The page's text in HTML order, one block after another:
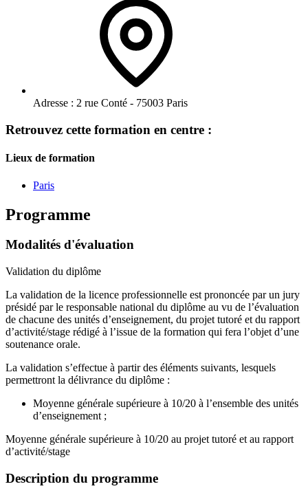
Adresse : 2 rue Conté - 75003 Paris
Retrouvez cette formation en centre :
Lieux de formation
Paris
Programme
Modalités d'évaluation
Validation du diplôme
La validation de la licence professionnelle est prononcée par un jury
présidé par le responsable national du diplôme au vu de l’évaluation
de chacune des unités d’enseignement, du projet tutoré et du rapport
d’activité/stage rédigé à l’issue de la formation qui fera l’objet d’une
soutenance orale.
La validation s’effectue à partir des éléments suivants, lesquels
permettront la délivrance du diplôme :
Moyenne générale supérieure à 10/20 à l’ensemble des unités
d’enseignement ;
Moyenne générale supérieure à 10/20 au projet tutoré et au rapport
d’activité/stage
Description du programme